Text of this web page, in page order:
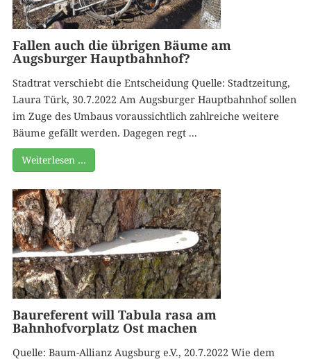
Fallen auch die übrigen Bäume am
Augsburger Hauptbahnhof?
Stadtrat verschiebt die Entscheidung Quelle: Stadtzeitung,
Laura Türk, 30.7.2022 Am Augsburger Hauptbahnhof sollen
im Zuge des Umbaus voraussichtlich zahlreiche weitere
Bäume gefällt werden. Dagegen regt ...
Weiterlesen …
Baureferent will Tabula rasa am
Bahnhofvorplatz Ost machen
Quelle: Baum-Allianz Augsburg e.V., 20.7.2022 Wie dem